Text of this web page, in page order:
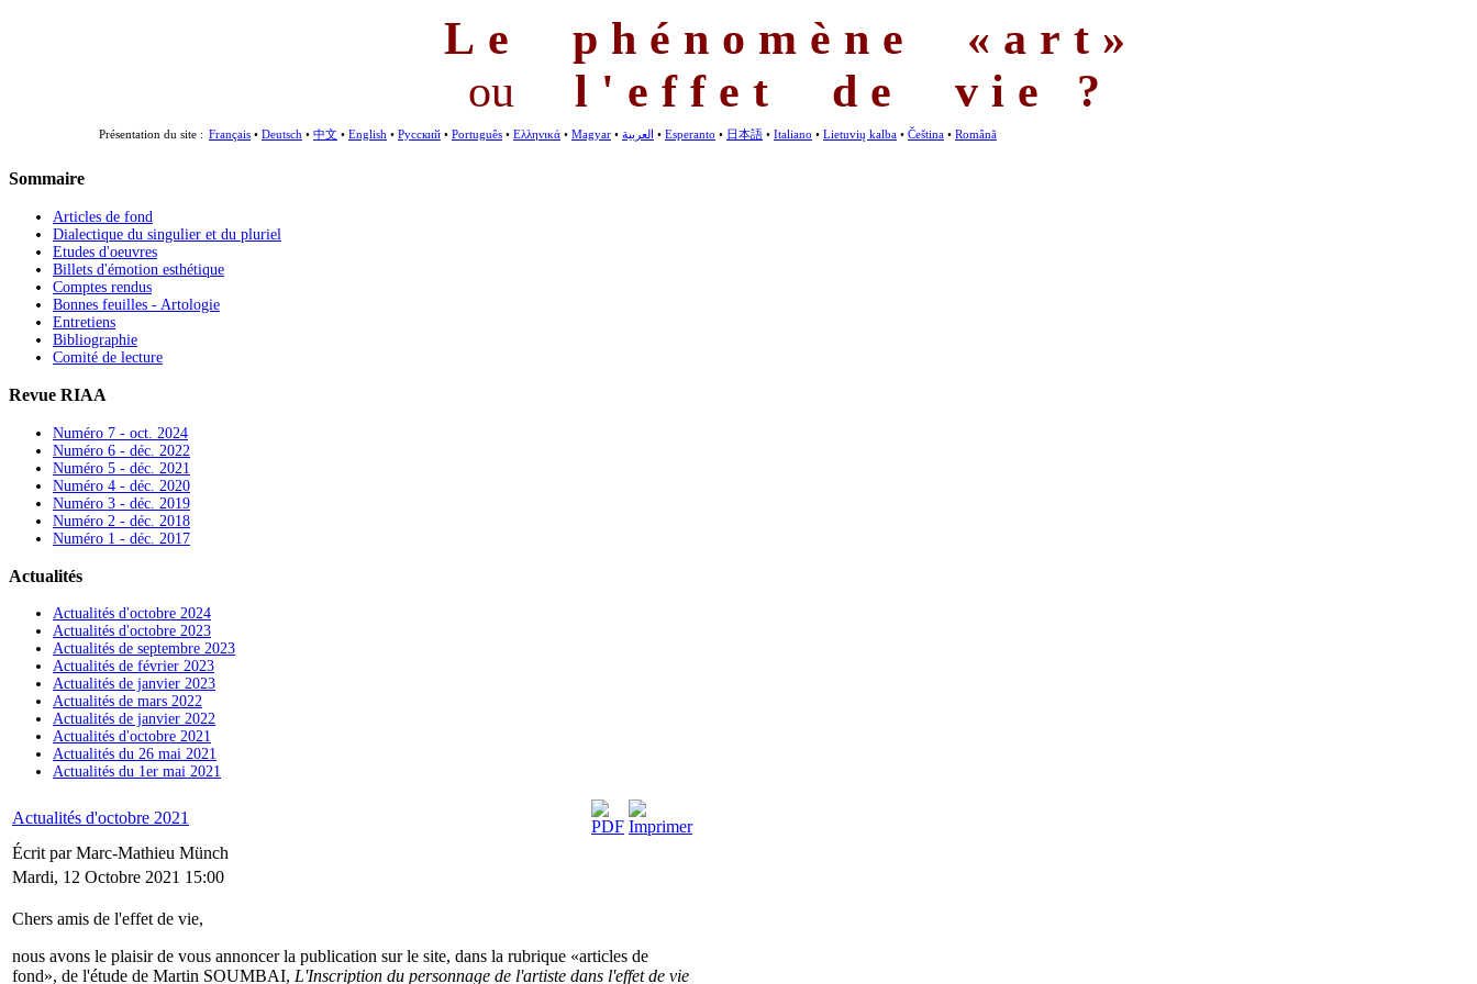
Le phénomène «art»
ou
l'effet de vie ?
Présentation du site : Français • Deutsch • 中文 • English • Русский • Português • Ελληνικά • Magyar • العربية • Esperanto • 日本語 • Italiano • Lietuvių kalba • Čeština • Română
Sommaire
Articles de fond
Dialectique du singulier et du pluriel
Etudes d'oeuvres
Billets d'émotion esthétique
Comptes rendus
Bonnes feuilles - Artologie
Entretiens
Bibliographie
Comité de lecture
Revue RIAA
Numéro 7 - oct. 2024
Numéro 6 - déc. 2022
Numéro 5 - déc. 2021
Numéro 4 - déc. 2020
Numéro 3 - déc. 2019
Numéro 2 - déc. 2018
Numéro 1 - déc. 2017
Actualités
Actualités d'octobre 2024
Actualités d'octobre 2023
Actualités de septembre 2023
Actualités de février 2023
Actualités de janvier 2023
Actualités de mars 2022
Actualités de janvier 2022
Actualités d'octobre 2021
Actualités du 26 mai 2021
Actualités du 1er mai 2021
Actualités d'octobre 2021
Écrit par Marc-Mathieu Münch
Mardi, 12 Octobre 2021 15:00
Chers amis de l'effet de vie,
nous avons le plaisir de vous annoncer la publication sur le site, dans la rubrique «articles de
fond», de l'étude de Martin SOUMBAI, L'Inscription du personnage de l'artiste dans l'effet de vie